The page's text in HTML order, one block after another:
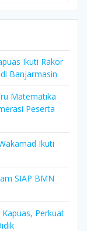
Ikuti Rakor
Banjarmasin
Matematika
Peserta
Ikuti
SIAP BMN
Perkuat